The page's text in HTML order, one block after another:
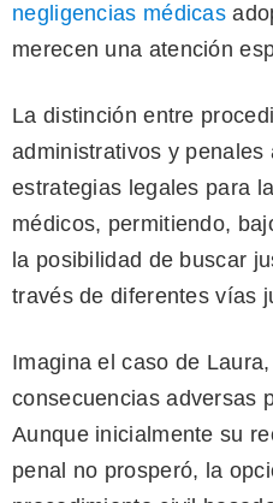
negligencias médicas
merecen una atención
La distinción entre
administrativos y penales
estrategias legales para
médicos, permitiendo,
la posibilidad de buscar
través de diferentes vías
Imagina el caso de
consecuencias adversas
Aunque inicialmente su
penal no prosperó, la